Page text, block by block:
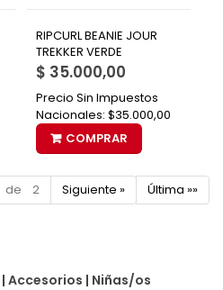
RIPCURL BEANIE JOUR
TREKKER VERDE
$ 35.000,00
Precio Sin Impuestos
Nacionales: $35.000,00
COMPRAR
de 2 Siguiente » Última »»
| Accesorios | Niñas/os